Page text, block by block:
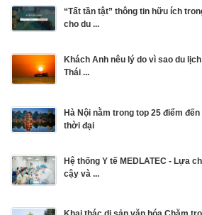
“Tất tần tật” thông tin hữu ích
cho du ...
Khách Anh nêu lý do vì sao du
Thái ...
Hà Nội nằm trong top 25 điểm
thời đại
Hệ thống Y tế MEDLATEC - Lựa
cậy và ...